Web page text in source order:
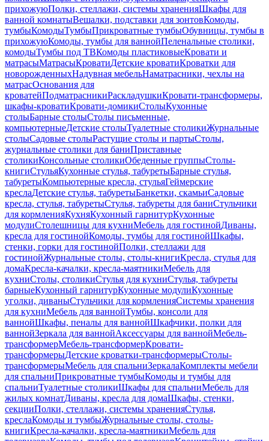
прихожуюПолки, стеллажи, системы храненияШкафы для
ванной комнатыВешалки, подставки для зонтовКомоды,
тумбыКомодыТумбыПрикроватные тумбыОбувницы, тумбы в
прихожуюКомоды, тумбы для ваннойПеленальные столики,
комодыТумбы под ТВКомоды пластиковыеКровати и
матрасыМатрасыКроватиДетские кроватиКроватки для
новорожденныхНадувная мебельНаматрасники, чехлы на
матрасОснования для
кроватейПодматрасникиРаскладушкиКровати-трансформеры,
шкафы-кроватиКровати-домикиСтолыКухонные
столыБарные столыСтолы письменные,
компьютерныеДетские столыТуалетные столикиЖурнальные
столыСадовые столыРастущие столы и партыСтолы,
журнальные столики для баниПриставные
столикиКонсольные столикиОбеденные группыСтолы-
книгиСтульяКухонные стулья, табуретыБарные стулья,
табуретыКомпьютерные кресла, стульяГеймерские
креслаДетские стулья, табуретыБанкетки, скамьиСадовые
кресла, стулья, табуретыСтулья, табуреты для баниСтульчики
для кормленияКухняКухонный гарнитурКухонные
модулиСтолешницы для кухниМебель для гостинойДиваны,
кресла для гостинойКомоды, тумбы для гостинойШкафы,
стенки, горки для гостинойПолки, стеллажи для
гостинойЖурнальные столы, столы-книгиКресла, стулья для
домаКресла-качалки, кресла-маятникиМебель для
кухниСтолы, столикиСтулья для кухниСтулья, табуреты
барныеКухонный гарнитурКухонные модулиКухонные
уголки, диваныСтульчики для кормленияСистемы хранения
для кухниМебель для ваннойТумбы, консоли для
ваннойШкафы, пеналы для ваннойШкафчики, полки для
ваннойЗеркала для ваннойАксессуары для ваннойМебель-
трансформерМебель-трансформерКровати-
трансформерыДетские кроватки-трансформерыСтолы-
трансформерыМебель для спальниЗеркалаКомплекты мебели
для спальниПрикроватные тумбыКомоды и тумбы для
спальниТуалетные столикиШкафы для спальниМебель для
жилых комнатДиваны, кресла для домаШкафы, стенки,
секцииПолки, стеллажи, системы храненияСтулья,
креслаКомоды и тумбыЖурнальные столы, столы-
книгиКресла-качалки, кресла-маятникиМебель для